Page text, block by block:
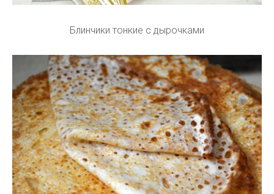
Блинчики тонкие с дырочками